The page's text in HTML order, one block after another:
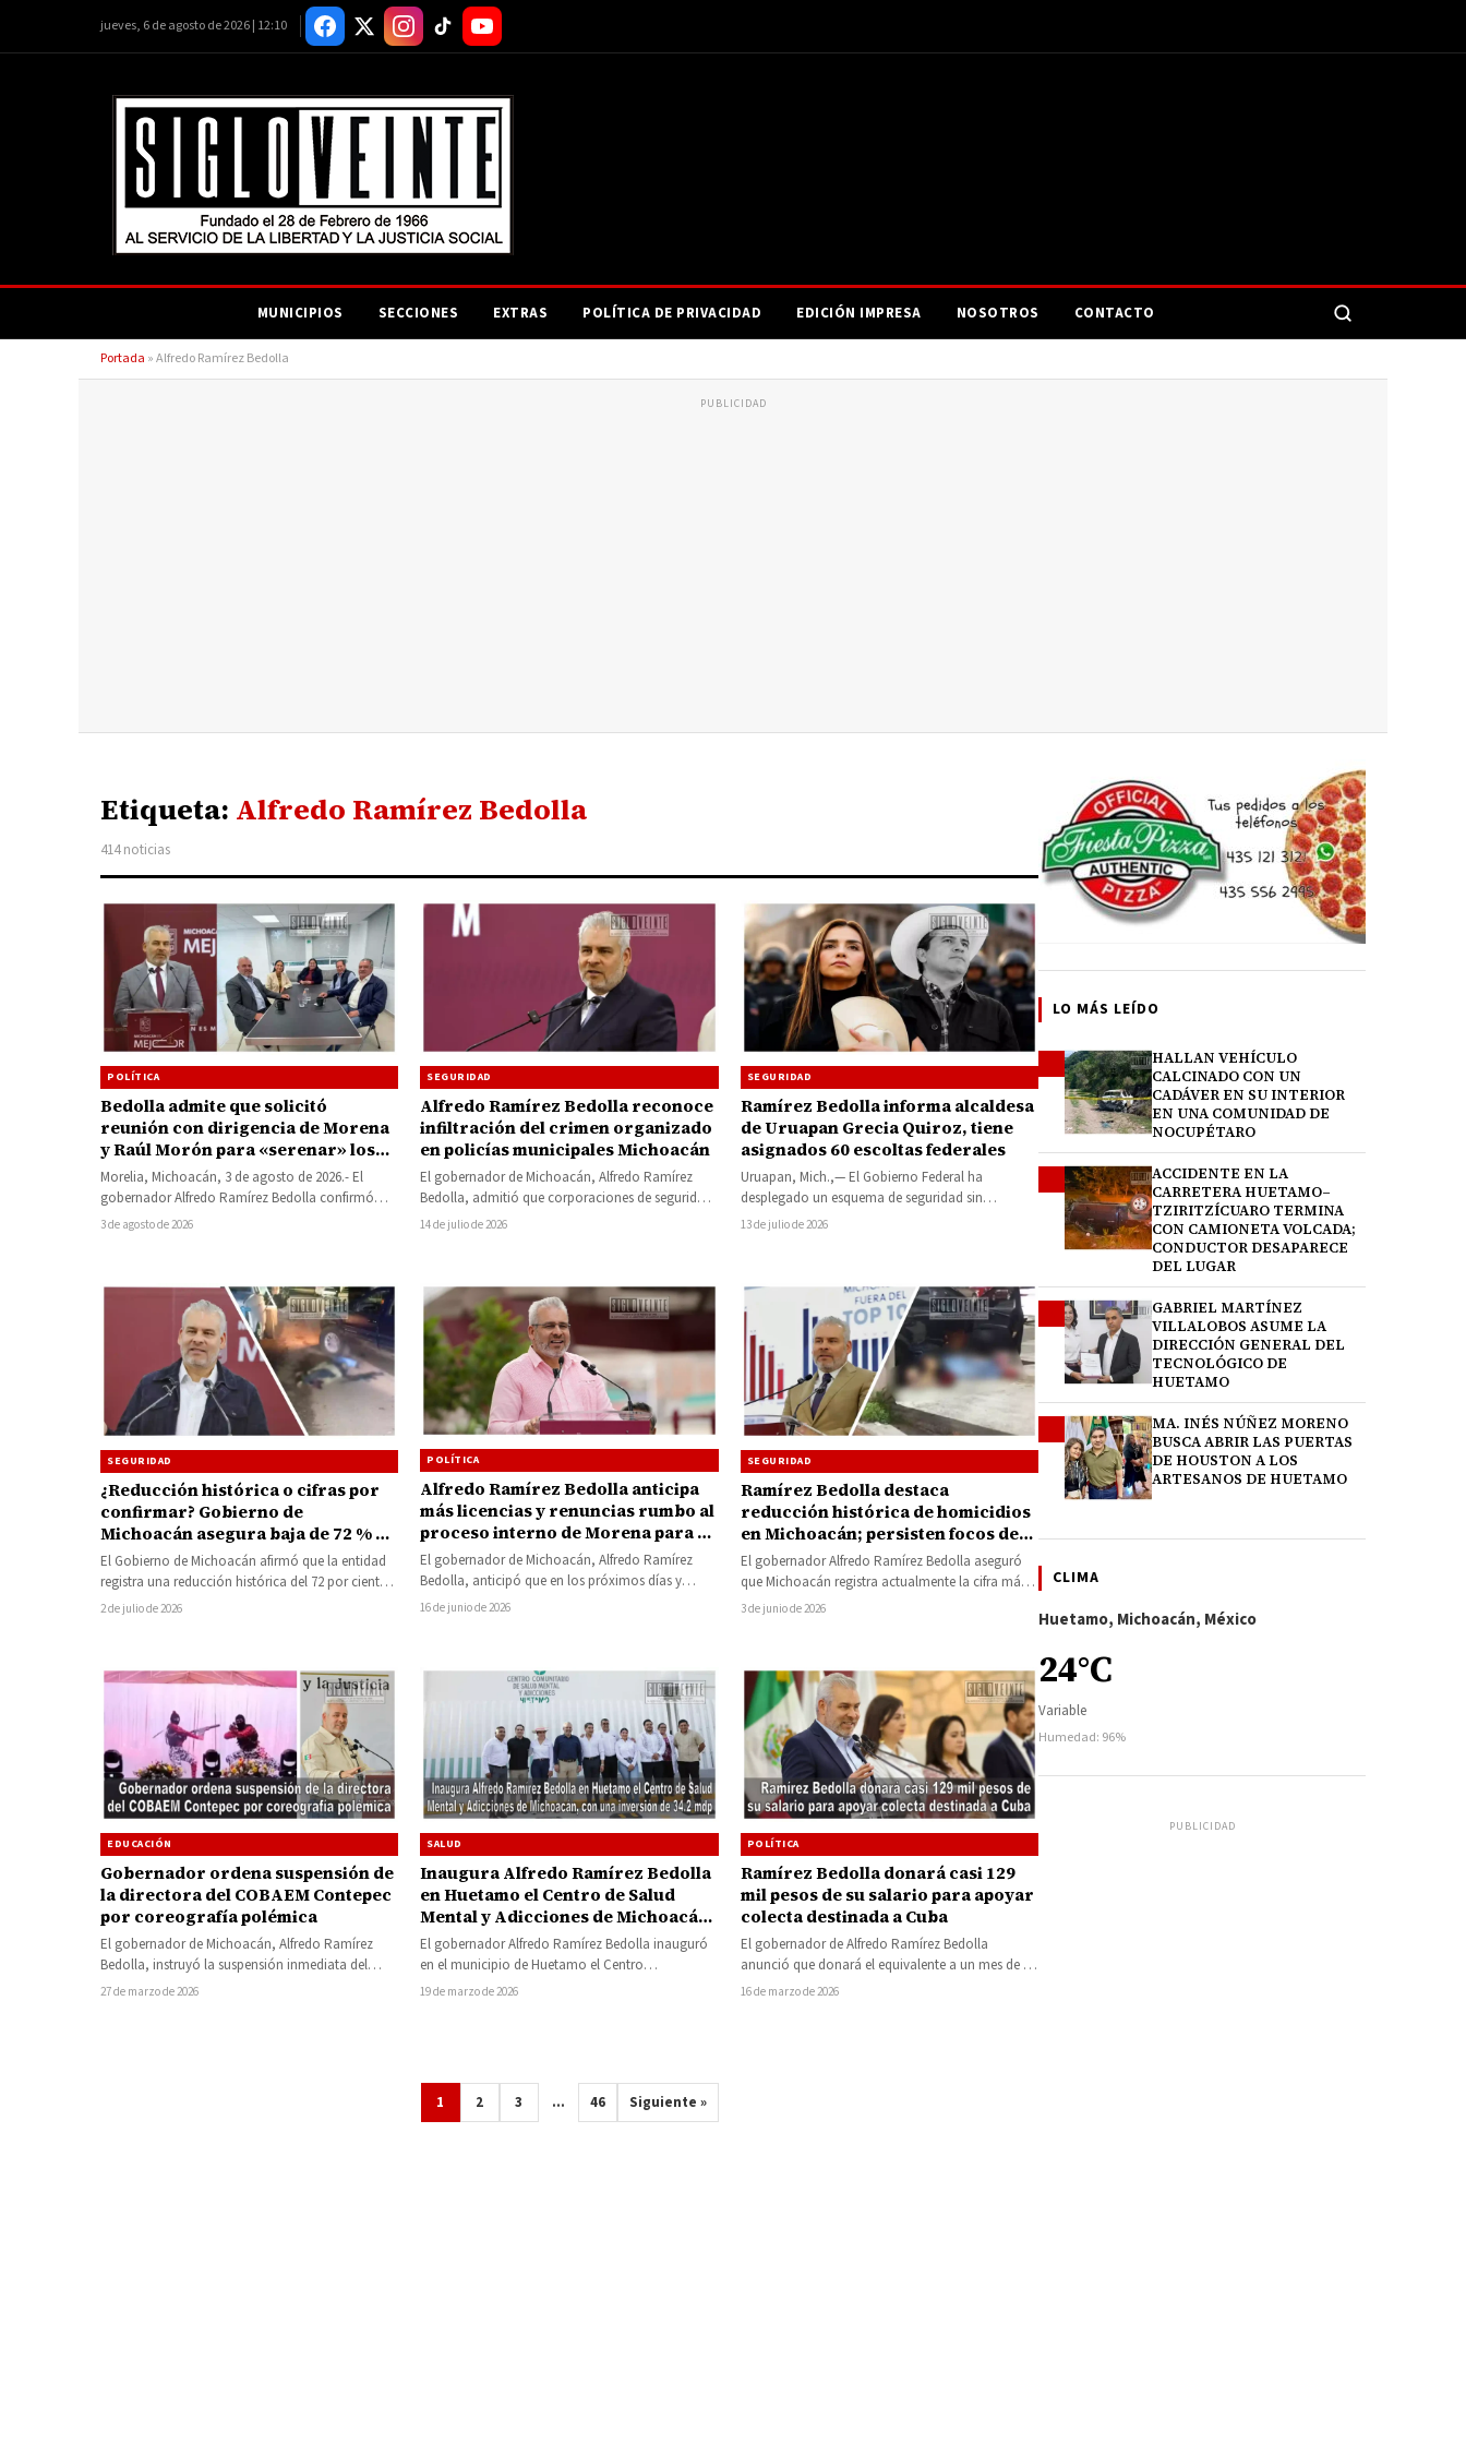
jueves, 6 de agosto de 2026 | 12:10
MUNICIPIOS SECCIONES EXTRAS POLÍTICA DE PRIVACIDAD EDICIÓN IMPRESA NOSOTROS CONTACTO
Portada »Alfredo Ramírez Bedolla
PUBLICIDAD
Etiqueta: Alfredo Ramírez Bedolla
414 noticias
POLÍTICA
Bedolla admite que solicitó
reunión con dirigencia de Morena
y Raúl Morón para «serenar» los
ánimos y frenar ataques hacia su
persona
Morelia, Michoacán, 3 de agosto de 2026.- El
gobernador Alfredo Ramírez Bedolla confirmó
que fue él quien solicitó la reunión…
3 de agosto de 2026
SEGURIDAD
Alfredo Ramírez Bedolla reconoce
infiltración del crimen organizado
en policías municipales Michoacán
El gobernador de Michoacán, Alfredo Ramírez
Bedolla, admitió que corporaciones de seguridad
municipal en la entidad han sido infiltradas por…
14 de julio de 2026
SEGURIDAD
Ramírez Bedolla informa alcaldesa
de Uruapan Grecia Quiroz, tiene
asignados 60 escoltas federales
Uruapan, Mich.,— El Gobierno Federal ha
desplegado un esquema de seguridad sin
precedentes para proteger a Grecia Quiroz García,
13 de julio de 2026
SEGURIDAD
¿Reducción histórica o cifras por
confirmar? Gobierno de
Michoacán asegura baja de 72 % en
homicidios dolosos
El Gobierno de Michoacán afirmó que la entidad
registra una reducción histórica del 72 por ciento
en los homicidios dolosos…
2 de julio de 2026
POLÍTICA
Alfredo Ramírez Bedolla anticipa
más licencias y renuncias rumbo al
proceso interno de Morena para el
2027
El gobernador de Michoacán, Alfredo Ramírez
Bedolla, anticipó que en los próximos días y
meses se registrarán más solicitudes de…
16 de junio de 2026
SEGURIDAD
Ramírez Bedolla destaca
reducción histórica de homicidios
en Michoacán; persisten focos de
violencia en varias regiones
El gobernador Alfredo Ramírez Bedolla aseguró
que Michoacán registra actualmente la cifra más
baja de homicidios dolosos en los últimos…
3 de junio de 2026
EDUCACIÓN
Gobernador ordena suspensión de
la directora del COBAEM Contepec
por coreografía polémica
El gobernador de Michoacán, Alfredo Ramírez
Bedolla, instruyó la suspensión inmediata del
personal directivo del Colegio de Bachilleres que
27 de marzo de 2026
SALUD
Inaugura Alfredo Ramírez Bedolla
en Huetamo el Centro de Salud
Mental y Adicciones de Michoacán,
con una inversión de 34.2 mdp
El gobernador Alfredo Ramírez Bedolla inauguró
en el municipio de Huetamo el Centro
Comunitario de Salud Mental y Adicciones, que…
19 de marzo de 2026
POLÍTICA
Ramírez Bedolla donará casi 129
mil pesos de su salario para apoyar
colecta destinada a Cuba
El gobernador de Alfredo Ramírez Bedolla
anunció que donará el equivalente a un mes de su
salario para contribuir a…
16 de marzo de 2026
1 2 3 … 46 Siguiente »
LO MÁS LEÍDO
HALLAN VEHÍCULO
CALCINADO CON UN
CADÁVER EN SU INTERIOR
EN UNA COMUNIDAD DE
NOCUPÉTARO
ACCIDENTE EN LA
CARRETERA HUETAMO–
TZIRITZÍCUARO TERMINA
CON CAMIONETA VOLCADA;
CONDUCTOR DESAPARECE
DEL LUGAR
GABRIEL MARTÍNEZ
VILLALOBOS ASUME LA
DIRECCIÓN GENERAL DEL
TECNOLÓGICO DE
HUETAMO
MA. INÉS NÚÑEZ MORENO
BUSCA ABRIR LAS PUERTAS
DE HOUSTON A LOS
ARTESANOS DE HUETAMO
CLIMA
Huetamo, Michoacán, México
24°C
Variable
Humedad: 96%
PUBLICIDAD